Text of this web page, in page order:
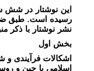
این نوشتار در شش
رسیده است. طبق
نشر نوشتار با ذکر
بخش اول
اشکالات فرآیندی
اسلامی با چین و